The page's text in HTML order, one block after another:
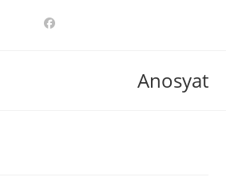
Anosyat